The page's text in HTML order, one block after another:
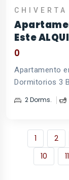
CHIVERTA
Este
0
Apartamento
Dormitorios 3
2 Dorms.
1 2
10
11